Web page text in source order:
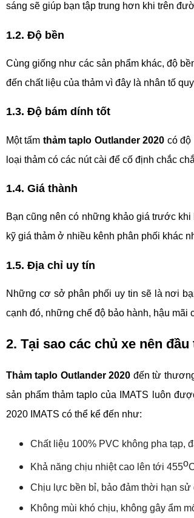
sáng sẽ giúp bạn tập trung hơn khi trên
1.2. Độ bền
Cùng giống như các sản phẩm khác, độ
đến chất liệu của thảm vì đây là nhân tố
1.3. Độ bám dính tốt
Một tấm thảm taplo Outlander 2020 có độ
loại thảm có các nút cài để cố định chắc
1.4. Giá thành
Bạn cũng nên có những khảo giá trước
kỹ giá thảm ở nhiều kênh phân phối khác
1.5. Địa chỉ uy tín
Những cơ sở phân phối uy tin sẽ là nơi
cạnh đó, những chế độ bảo hành, hậu mãi
2. Tại sao các chủ xe nên
Thảm taplo Outlander 2020 đến từ
sản phẩm thảm taplo của IMATS luôn
2020 IMATS có thể kể đến như:
Chất liệu 100% PVC không pha tạp,
Khả năng chịu nhiệt cao lên tới 455o
Chịu lực bền bỉ, bảo đảm thời hạn sử
Không mùi khó chịu, không gây ẩm